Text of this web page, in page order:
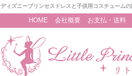
ディズニープリンセスドレスと子供用コスチューム
HOME 会社概要 お支払・送料